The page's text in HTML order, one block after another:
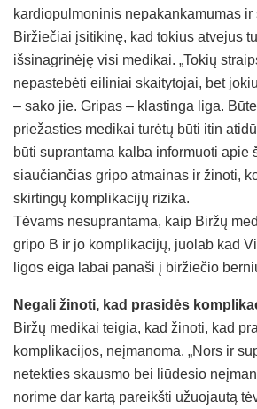
kardiopulmoninis nepakankamumas ir
Biržiečiai įsitikinę, kad tokius atvejus
išsinagrinėję visi medikai. „Tokių
nepastebėti eiliniai skaitytojai, bet
– sako jie. Gripas – klastinga liga.
priežasties medikai turėtų būti itin
būti suprantama kalba informuoti apie
siaučiančias gripo atmainas ir žinoti,
skirtingų komplikacijų rizika.
Tėvams nesuprantama, kaip Biržų
gripo B ir jo komplikacijų, juolab kad
ligos eiga labai panaši į biržiečio
Negali žinoti, kad prasidės
Biržų medikai teigia, kad žinoti, kad
komplikacijos, neįmanoma. „Nors ir
netekties skausmo bei liūdesio
norime dar kartą pareikšti užuojautą